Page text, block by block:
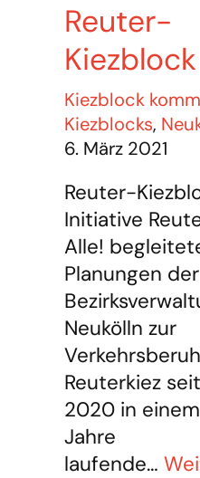
Reuter-
Kiezblock
Kiezblock
Kiezblocks,
6. März 2021
Reuter-
Initiative
Alle!
Planungen der
Neukölln zur
Reuterkiez
2020 in
Jahre
laufende…